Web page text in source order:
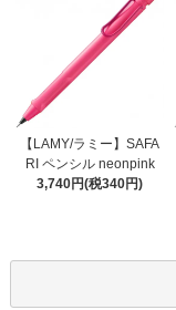
【LAMY/ラミー】SAFA
RI ペンシル neonpink
3,740円(税340円)